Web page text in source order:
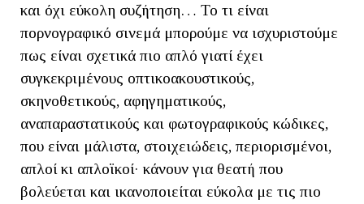
και όχι εύκολη συζήτηση… Το τι είναι
πορνογραφικό σινεμά μπορούμε να ισχυριστούμε
πως είναι σχετικά πιο απλό γιατί έχει
συγκεκριμένους οπτικοακουστικούς,
σκηνοθετικούς, αφηγηματικούς,
αναπαραστατικούς και φωτογραφικούς κώδικες,
που είναι μάλιστα, στοιχειώδεις, περιορισμένοι,
απλοί κι απλοϊκοί· κάνουν για θεατή που
βολεύεται και ικανοποιείται εύκολα με τις πιο